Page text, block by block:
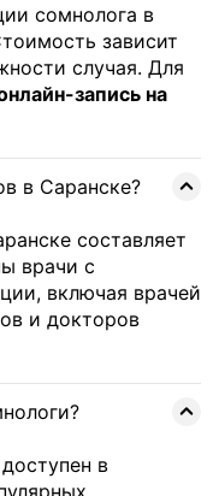
сомнолога в
зависит
случая. Для
запись на
в Саранске?
составляет
врачи с
включая врачей
и докторов
в